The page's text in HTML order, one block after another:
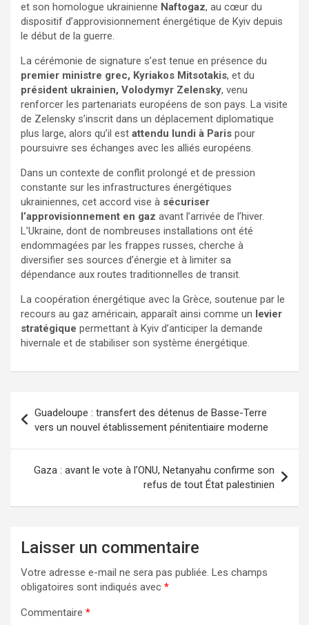
et son homologue ukrainienne Naftogaz, au cœur du
dispositif d’approvisionnement énergétique de Kyiv depuis
le début de la guerre.
La cérémonie de signature s’est tenue en présence du
premier ministre grec, Kyriakos Mitsotakis, et du
président ukrainien, Volodymyr Zelensky, venu
renforcer les partenariats européens de son pays. La visite
de Zelensky s’inscrit dans un déplacement diplomatique
plus large, alors qu’il est attendu lundi à Paris pour
poursuivre ses échanges avec les alliés européens.
Dans un contexte de conflit prolongé et de pression
constante sur les infrastructures énergétiques
ukrainiennes, cet accord vise à sécuriser
l’approvisionnement en gaz avant l’arrivée de l’hiver.
L’Ukraine, dont de nombreuses installations ont été
endommagées par les frappes russes, cherche à
diversifier ses sources d’énergie et à limiter sa
dépendance aux routes traditionnelles de transit.
La coopération énergétique avec la Grèce, soutenue par le
recours au gaz américain, apparaît ainsi comme un levier
stratégique permettant à Kyiv d’anticiper la demande
hivernale et de stabiliser son système énergétique.
Guadeloupe : transfert des détenus de Basse-Terre
vers un nouvel établissement pénitentiaire moderne
Gaza : avant le vote à l’ONU, Netanyahu confirme son
refus de tout État palestinien
Laisser un commentaire
Votre adresse e-mail ne sera pas publiée. Les champs
obligatoires sont indiqués avec *
Commentaire *